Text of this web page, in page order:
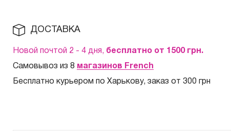
ДОСТАВКА
Новой почтой 2 - 4 дня, бесплатно от 1500 грн.
Самовывоз из 8 магазинов French
Бесплатно курьером по Харькову, заказ от 300 грн